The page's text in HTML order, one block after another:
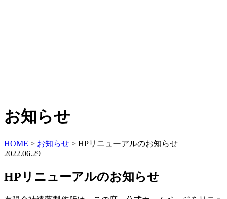
お知らせ
HOME > お知らせ > HPリニューアルのお知らせ
2022.06.29
HPリニューアルのお知らせ